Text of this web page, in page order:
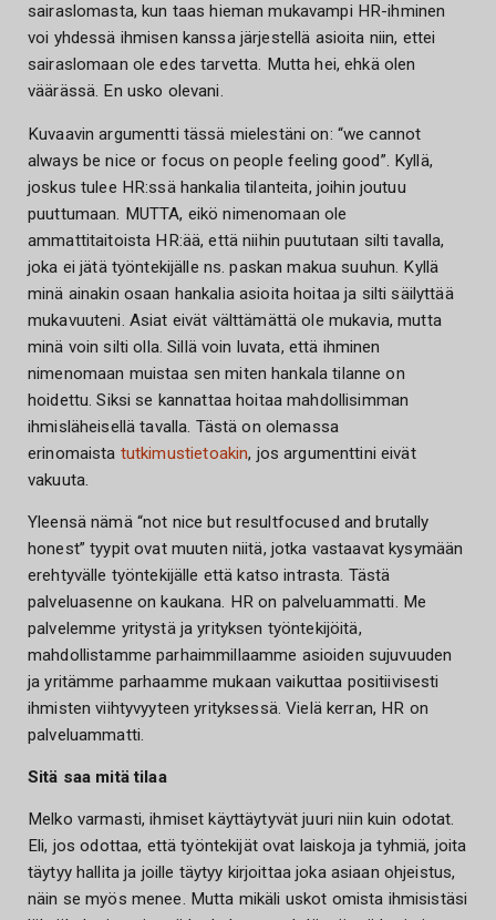
sairaslomasta, kun taas hieman mukavampi HR-ihminen
voi yhdessä ihmisen kanssa järjestellä asioita niin, ettei
sairaslomaan ole edes tarvetta. Mutta hei, ehkä olen
väärässä. En usko olevani.
Kuvaavin argumentti tässä mielestäni on: “we cannot
always be nice or focus on people feeling good”. Kyllä,
joskus tulee HR:ssä hankalia tilanteita, joihin joutuu
puuttumaan. MUTTA, eikö nimenomaan ole
ammattitaitoista HR:ää, että niihin puututaan silti tavalla,
joka ei jätä työntekijälle ns. paskan makua suuhun. Kyllä
minä ainakin osaan hankalia asioita hoitaa ja silti säilyttää
mukavuuteni. Asiat eivät välttämättä ole mukavia, mutta
minä voin silti olla. Sillä voin luvata, että ihminen
nimenomaan muistaa sen miten hankala tilanne on
hoidettu. Siksi se kannattaa hoitaa mahdollisimman
ihmisläheisellä tavalla. Tästä on olemassa
erinomaista tutkimustietoakin, jos argumenttini eivät
vakuuta.
Yleensä nämä “not nice but resultfocused and brutally
honest” tyypit ovat muuten niitä, jotka vastaavat kysymään
erehtyvälle työntekijälle että katso intrasta. Tästä
palveluasenne on kaukana. HR on palveluammatti. Me
palvelemme yritystä ja yrityksen työntekijöitä,
mahdollistamme parhaimmillaamme asioiden sujuvuuden
ja yritämme parhaamme mukaan vaikuttaa positiivisesti
ihmisten viihtyvyyteen yrityksessä. Vielä kerran, HR on
palveluammatti.
Sitä saa mitä tilaa
Melko varmasti, ihmiset käyttäytyvät juuri niin kuin odotat.
Eli, jos odottaa, että työntekijät ovat laiskoja ja tyhmiä, joita
täytyy hallita ja joille täytyy kirjoittaa joka asiaan ohjeistus,
näin se myös menee. Mutta mikäli uskot omista ihmisistäsi